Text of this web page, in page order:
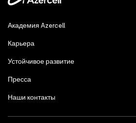
Академия Azercell
Карьера
Устойчивое развитие
Пресса
Наши контакты